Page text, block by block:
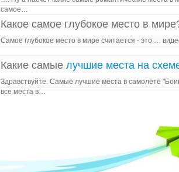
самое…
Какое самое глубокое место в
Самое глубокое место в мире считается - это …
Какие самые лучшие места на
Здравствуйте. Самые лучшие места в самолете
все места в…